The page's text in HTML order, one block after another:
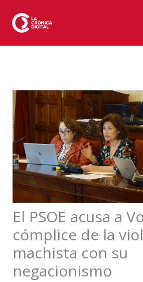
contenido
El PSOE acusa a
cómplice de la
machista con su
negacionismo